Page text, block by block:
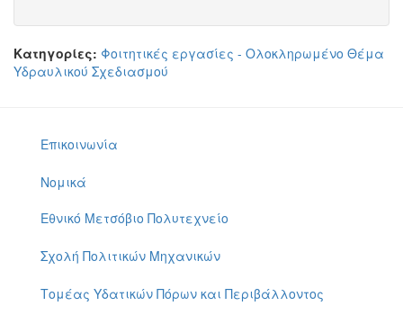
Κατηγορίες: Φοιτητικές εργασίες - Ολοκληρωμένο Θέμα
Υδραυλικού Σχεδιασμού
Επικοινωνία
Νομικά
Εθνικό Μετσόβιο Πολυτεχνείο
Σχολή Πολιτικών Μηχανικών
Τομέας Υδατικών Πόρων και Περιβάλλοντος